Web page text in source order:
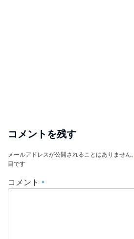
コメントを残す
メールアドレスが公開されることはありません。
目です
コメント *